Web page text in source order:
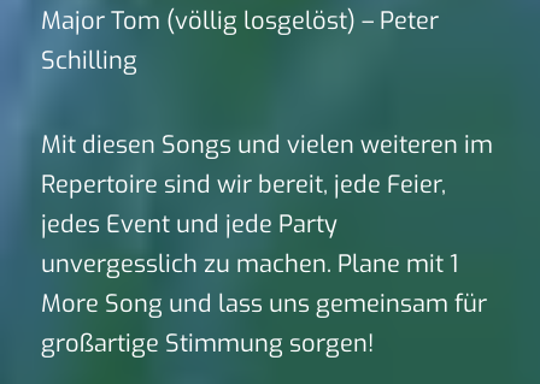
Major Tom (völlig losgelöst) – Peter
Schilling
Mit diesen Songs und vielen weiteren im
Repertoire sind wir bereit, jede Feier,
jedes Event und jede Party
unvergesslich zu machen. Plane mit 1
More Song und lass uns gemeinsam für
großartige Stimmung sorgen!